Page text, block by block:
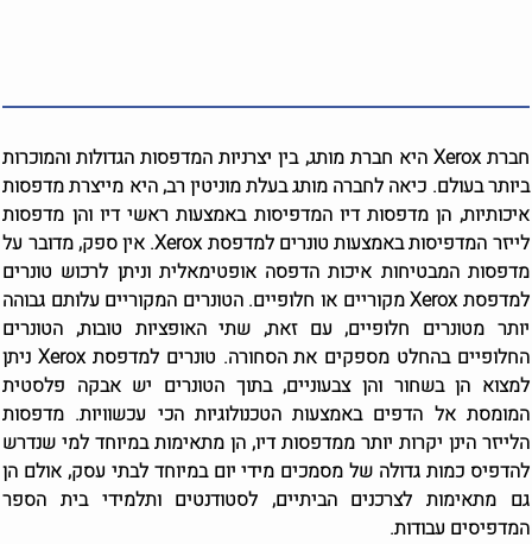
חברת Xerox היא חברת מותג, בין יצרניות המדפסות הגדולות והמוכרות
ביותר בעולם. כיאה לחברה מותג בעלת מוניטין רב, היא מייצרת מדפסות
איכותיות, הן מדפסות דיו המדפיסות באמצעות ראשי דיו והן מדפסות
לייזר המדפיסות באמצעות טונרים למדפסת Xerox. אין ספק, מדובר על
מדפסות המבטיחות איכות הדפסה אופטימאלית וניתן לרכוש טונרים
למדפסת Xerox מקוריים או חלופיים. הטונרים המקוריים עלותם גבוהה
יותר מטונרים חלופיים, עם זאת, שתי האופציות טובות, הטונרים
החלופיים בהחלט מספקים את הסחורה. טונרים למדפסת Xerox ניתן
למצוא הן בשחור והן צבעוניים, בתוך הטונרים יש אבקה פלסטית
המומסת אל הדפים באמצעות הטכנולוגיות הכי עכשוויות. מדפסות
הלייזר הינן יקרות יותר ממדפסות דיו, הן מתאימות במיוחד למי שנדרש
להדפיס כמות גדולה של מסמכים מידי יום במיוחד לבתי עסק, אולם הן
גם מתאימות לצרכנים הביתיים, לסטודנטים ותלמידי בית הספר
המדפיסים עבודות.